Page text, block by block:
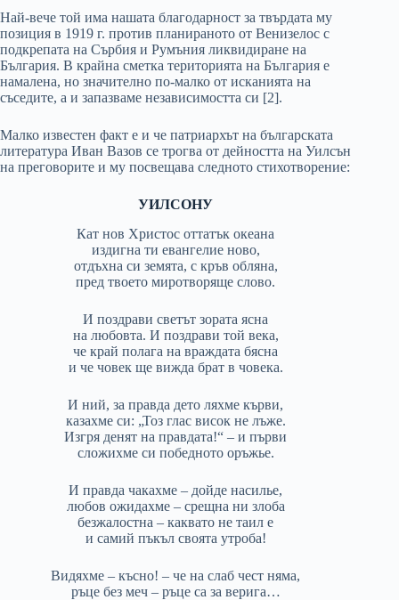
Най-вече той има нашата благодарност за твърдата му
позиция в 1919 г. против планираното от Венизелос с
подкрепата на Сърбия и Румъния ликвидиране на
България. В крайна сметка територията на България е
намалена, но значително по-малко от исканията на
съседите, а и запазваме независимостта си [2].
Малко известен факт е и че патриархът на българската
литература Иван Вазов се трогва от дейността на Уилсън
на преговорите и му посвещава следното стихотворение:
УИЛСОНУ
Кат нов Христос оттатък океана
издигна ти евангелие ново,
отдъхна си земята, с кръв обляна,
пред твоето миротворяще слово.
И поздрави светът зората ясна
на любовта. И поздрави той века,
че край полага на враждата бясна
и че човек ще вижда брат в човека.
И ний, за правда дето ляхме кърви,
казахме си: „Тоз глас висок не лъже.
Изгря денят на правдата!“ – и първи
сложихме си победното оръжье.
И правда чакахме – дойде насилье,
любов ожидахме – срещна ни злоба
безжалостна – каквато не таил е
и самий пъкъл своята утроба!
Видяхме – късно! – че на слаб чест няма,
ръце без меч – ръце са за верига…